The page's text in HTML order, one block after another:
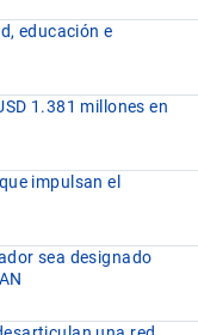
educación e
1.381 millones en
impulsan el
sea designado